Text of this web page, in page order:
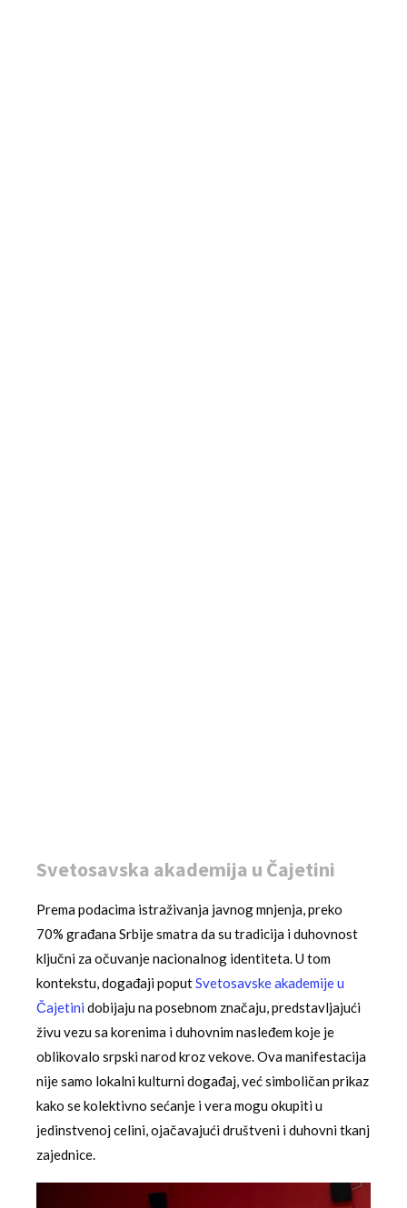
Svetosavska akademija u Čajetini
Prema podacima istraživanja javnog mnjenja, preko
70% građana Srbije smatra da su tradicija i duhovnost
ključni za očuvanje nacionalnog identiteta. U tom
kontekstu, događaji poputSvetosavske akademije u
Čajetini dobijaju na posebnom značaju, predstavljajući
živu vezu sa korenima i duhovnim nasleđem koje je
oblikovalo srpski narod kroz vekove. Ova manifestacija
nije samo lokalni kulturni događaj, već simboličan prikaz
kako se kolektivno sećanje i vera mogu okupiti u
jedinstvenoj celini, ojačavajući društveni i duhovni tkanj
zajednice.